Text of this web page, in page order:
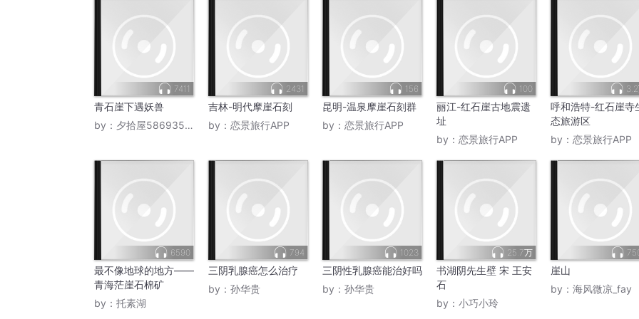
7411
青石崖下遇妖兽
by： 夕拾屋586935130
2431
吉林-明代摩崖石刻
by： 恋景旅行APP
156
昆明-温泉摩崖石刻群
by： 恋景旅行APP
100
丽江-红石崖古地震遗
址
by： 恋景旅行APP
呼和浩特-红石崖寺
态旅游区
by： 恋景旅行APP
6590
最不像地球的地方——
青海茫崖石棉矿
by： 托素湖
794
三阴乳腺癌怎么治疗
by： 孙华贵
1023
三阴性乳腺癌能治好吗
by： 孙华贵
25.7万
书湖阴先生壁 宋 王安
石
by： 小巧小玲
崖山
by： 海风微凉_fay